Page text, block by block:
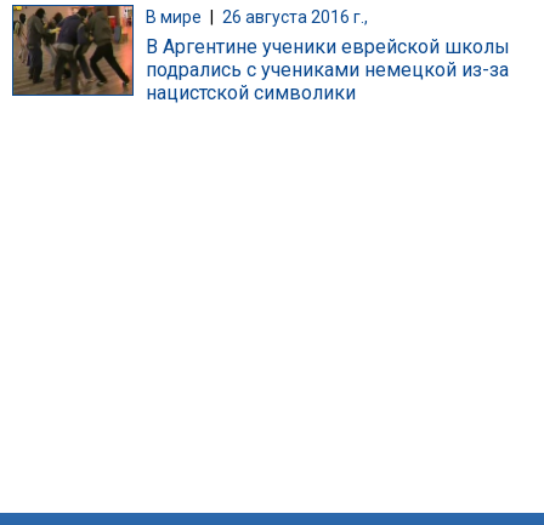
В мире 26 августа 2016 г.,
В Аргентине ученики еврейской школы
подрались с учениками немецкой из-за
нацистской символики